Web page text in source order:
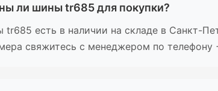
ли шины tr685 для покупки?
есть в наличии на складе в Санкт-
свяжитесь с менеджером по телефону